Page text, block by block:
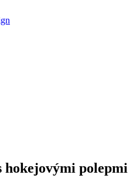
hokejovými polepmi